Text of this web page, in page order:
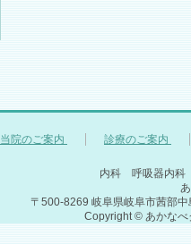
当院のご案内 診療のご案内
内科 呼吸器内
〒500-8269 岐阜県岐阜市茜部
Copyright © あかなべ